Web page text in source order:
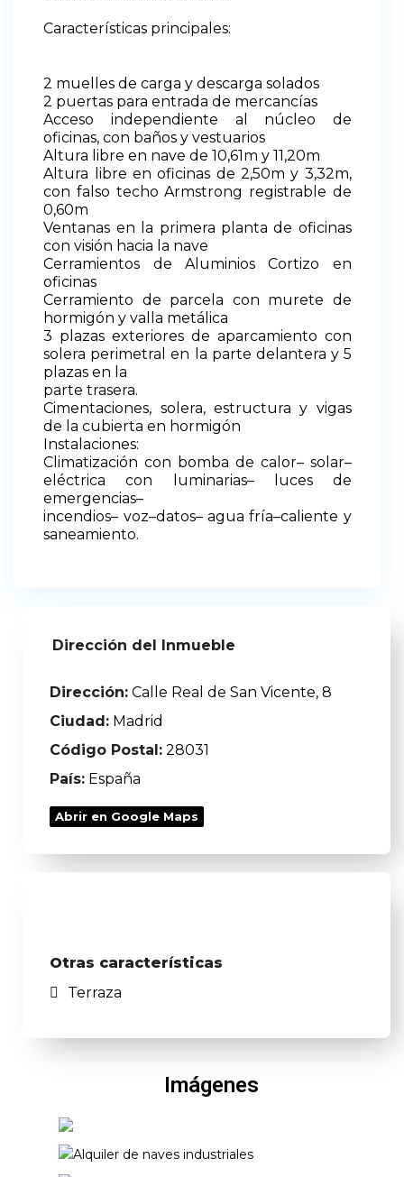
Características principales:
2 muelles de carga y descarga solados
2 puertas para entrada de mercancías
Acceso independiente al núcleo de
oficinas, con baños y vestuarios
Altura libre en nave de 10,61m y 11,20m
Altura libre en oficinas de 2,50m y 3,32m,
con falso techo Armstrong registrable de
0,60m
Ventanas en la primera planta de oficinas
con visión hacia la nave
Cerramientos de Aluminios Cortizo en
oficinas
Cerramiento de parcela con murete de
hormigón y valla metálica
3 plazas exteriores de aparcamiento con
solera perimetral en la parte delantera y 5
plazas en la
parte trasera.
Cimentaciones, solera, estructura y vigas
de la cubierta en hormigón
Instalaciones:
Climatización con bomba de calor– solar–
eléctrica con luminarias–
luces de
emergencias–
incendios– voz–datos– agua fría–caliente y
saneamiento.
Dirección del Inmueble
Dirección: Calle Real de San Vicente, 8
Ciudad: Madrid
Código Postal: 28031
País: España
Abrir en Google Maps
Otras características
Terraza
Imágenes